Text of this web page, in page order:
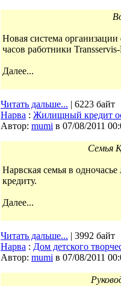
Новая система
часов работники
Далее...
Читать дальше... | 6223 байт
Нарва : Жилищный кредит
Автор: mumi в 07/08/2011
Семья
Нарвская семья в
кредиту.
Далее...
Читать дальше... | 3992 байт
Нарва : Дом детского
Автор: mumi в 07/08/2011